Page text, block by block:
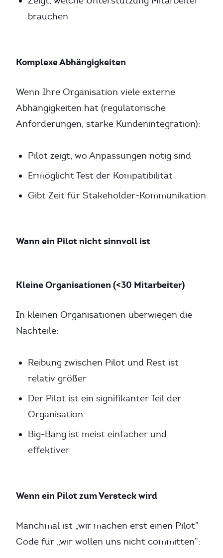
brauchen
Komplexe Abhängigkeiten
Wenn Ihre Organisation viele externe
Abhängigkeiten hat (regulatorische
Anforderungen, starke Kundenintegration):
Pilot zeigt, wo Anpassungen nötig sind
Ermöglicht Test der Kompatibilität
Gibt Zeit für Stakeholder-Kommunikation
Wann ein Pilot nicht sinnvoll ist
Kleine Organisationen (<30 Mitarbeiter)
In kleinen Organisationen überwiegen die
Nachteile:
Reibung zwischen Pilot und Rest ist
relativ größer
Der Pilot ist ein signifikanter Teil der
Organisation
Big-Bang ist meist einfacher und
effektiver
Wenn ein Pilot zum Versteck wird
Manchmal ist „wir machen erst einen Pilot”
Code für „wir wollen uns nicht committen”: